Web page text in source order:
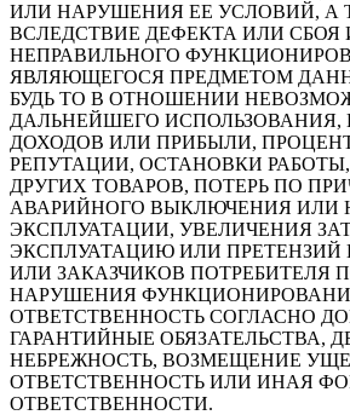
ИЛИ НАРУШЕНИЯ ЕЕ УСЛОВИЙ, А
ВСЛЕДСТВИЕ ДЕФЕКТА ИЛИ СБОЯ
НЕПРАВИЛЬНОГО
ЯВЛЯЮЩЕГОСЯ ПРЕДМЕТОМ
БУДЬ ТО В ОТНОШЕНИИ
ДАЛЬНЕЙШЕГО
ДОХОДОВ ИЛИ ПРИБЫЛИ,
РЕПУТАЦИИ, ОСТАНОВКИ
ДРУГИХ ТОВАРОВ, ПОТЕРЬ ПО
АВАРИЙНОГО ВЫКЛЮЧЕНИЯ ИЛИ
ЭКСПЛУАТАЦИИ, УВЕЛИЧЕНИЯ
ЭКСПЛУАТАЦИЮ ИЛИ ПРЕТЕНЗИЙ
ИЛИ ЗАКАЗЧИКОВ ПОТРЕБИТЕЛЯ
НАРУШЕНИЯ
ОТВЕТСТВЕННОСТЬ СОГЛАСНО
ГАРАНТИЙНЫЕ ОБЯЗАТЕЛЬСТВА,
НЕБРЕЖНОСТЬ, ВОЗМЕЩЕНИЕ
ОТВЕТСТВЕННОСТЬ ИЛИ ИНАЯ
ОТВЕТСТВЕННОСТИ.